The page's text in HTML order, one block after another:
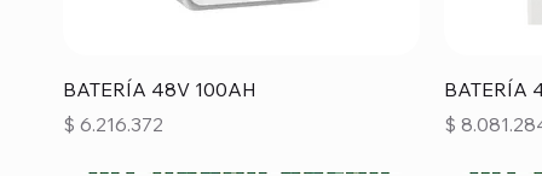
Vista rápida
BATERÍA 48V 100AH
Precio
$ 6.216.372
BATERÍA
Precio
$